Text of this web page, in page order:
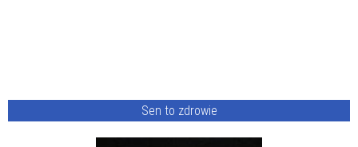
Sen to zdrowie